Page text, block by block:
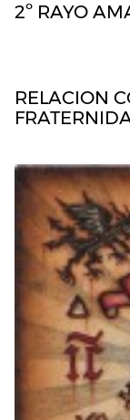
2º RAYO
RELACION